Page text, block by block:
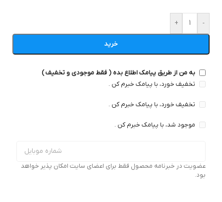
-
+
خرید
به من از طریق پیامک اطلاع بده ( فقط موجودی و تخفیف )
تخفیف خورد، با پیامک خبرم کن .
تخفیف خورد، با پیامک خبرم کن .
موجود شد، با پیامک خبرم کن .
عضویت در خبرنامه محصول فقط برای اعضای سایت امکان پذیر خواهد
بود.